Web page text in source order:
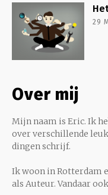
29
Over mij
Mijn naam is Eric. Ik
over verschillende
dingen schrijf.
Ik woon in Rotterdam
als Auteur. Vandaar